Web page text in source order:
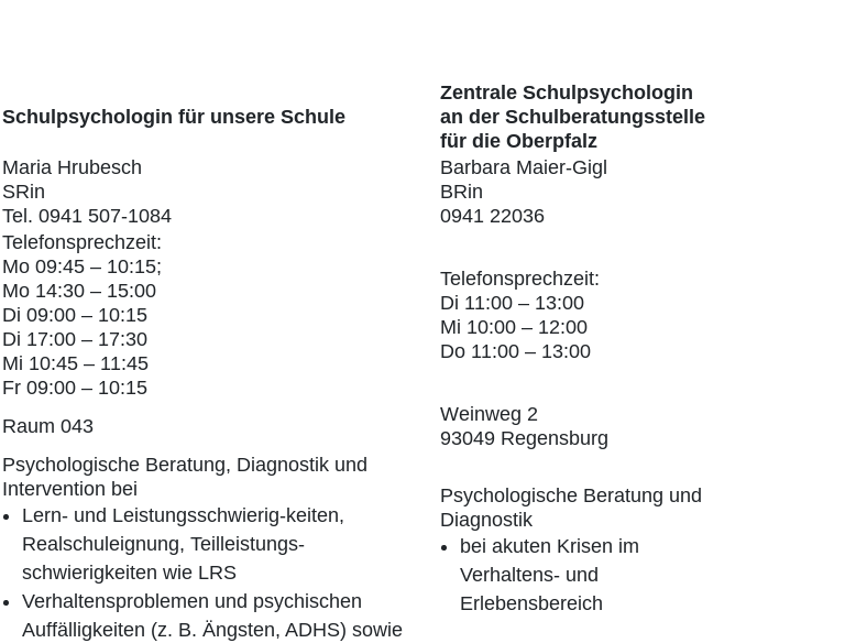
Schulpsychologin für unsere Schule
Zentrale Schulpsychologin
an der Schulberatungsstelle
für die Oberpfalz
Maria Hrubesch
SRin
Tel. 0941 507-1084
Barbara Maier-Gigl
BRin
0941 22036
Telefonsprechzeit:
Mo 09:45 – 10:15;
Mo 14:30 – 15:00
Di 09:00 – 10:15
Di 17:00 – 17:30
Mi 10:45 – 11:45
Fr 09:00 – 10:15
Telefonsprechzeit:
Di 11:00 – 13:00
Mi 10:00 – 12:00
Do 11:00 – 13:00
Raum 043
Weinweg 2
93049 Regensburg
Psychologische Beratung, Diagnostik und
Intervention bei
Lern- und Leistungsschwierig-keiten,
Realschuleignung, Teilleistungs-
schwierigkeiten wie LRS
Verhaltensproblemen und psychischen
Auffälligkeiten (z. B. Ängsten, ADHS) sowie
Psychologische Beratung und
Diagnostik
bei akuten Krisen im
Verhaltens- und
Erlebensbereich